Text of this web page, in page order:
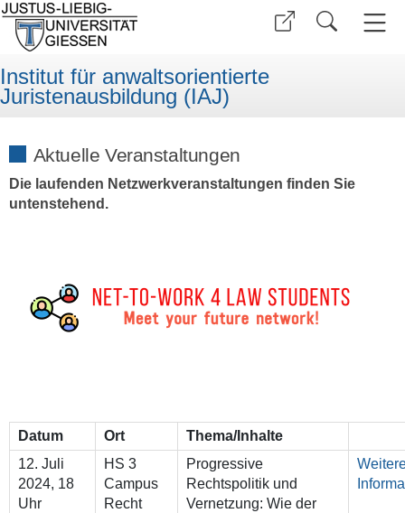
Institut für anwaltsorientierte
Juristenausbildung (IAJ)
Aktuelle Veranstaltungen
Die laufenden Netzwerkveranstaltungen finden Sie
untenstehend.
Datum Ort
Thema/Inhalte
12. Juli
2024, 18
Uhr
HS 3
Campus
Recht
Progressive
Rechtspolitik und
Vernetzung: Wie der